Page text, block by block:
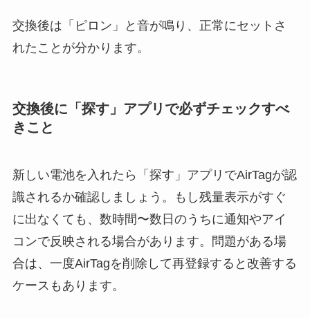
交換後は「ピロン」と音が鳴り、正常にセットさ
れたことが分かります。
交換後に「探す」アプリで必ずチェックすべ
きこと
新しい電池を入れたら「探す」アプリでAirTagが認
識されるか確認しましょう。もし残量表示がすぐ
に出なくても、数時間〜数日のうちに通知やアイ
コンで反映される場合があります。問題がある場
合は、一度AirTagを削除して再登録すると改善する
ケースもあります。